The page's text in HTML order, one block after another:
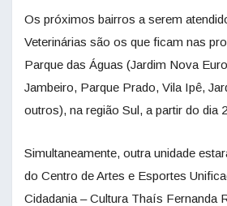
Os próximos bairros a serem
Veterinárias são os que ficam nas
Parque das Águas (Jardim Nova
Jambeiro, Parque Prado, Vila Ipê,
outros), na região Sul, a partir do dia
Simultaneamente, outra unidade
do Centro de Artes e Esportes
Cidadania – Cultura Thaís Fernanda